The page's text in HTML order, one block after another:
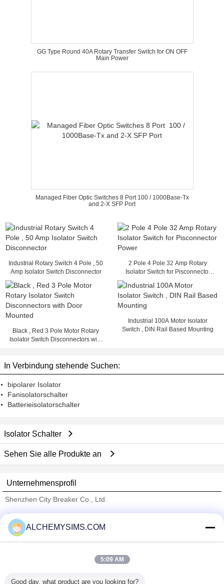
GG Type Round 40A Rotary Transfer Switch for ON OFF
Main Power
Managed Fiber Optic Switches 8 Port 100 / 1000Base-Tx
and 2-X SFP Port
Industrial Rotary Switch 4 Pole , 50
Amp Isolator Switch Disconnector
2 Pole 4 Pole 32 Amp Rotary
Isolator Switch for Pisconnector
Black , Red 3 Pole Motor Rotary
Isolator Switch Disconnectors with
Industrial 100A Motor Isolator
Switch , DIN Rail Based Mounting
In Verbindung stehende Suchen:
bipolarer Isolator
Fanisolatorschalter
Batterieisolatorschalter
Isolator Schalter
Sehen Sie alle Produkte an
Unternehmensprofil
Shenzhen City Breaker Co., Ltd.
Trust Seal
Verified Suplier
ALCHEMYSIMS.COM
5:09 AM
Good day, what product are you looking for?